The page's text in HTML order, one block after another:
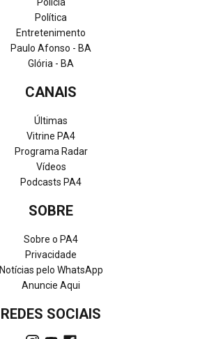
Política
Entretenimento
Paulo Afonso - BA
Glória - BA
CANAIS
Últimas
Vitrine PA4
Programa Radar
Vídeos
Podcasts PA4
SOBRE
Sobre o PA4
Privacidade
Notícias pelo WhatsApp
Anuncie Aqui
REDES SOCIAIS